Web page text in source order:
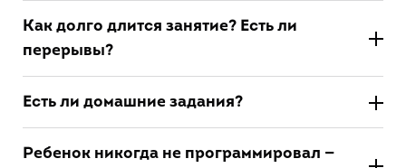
Как долго длится занятие? Есть ли
перерывы?
Есть ли домашние задания?
Ребенок никогда не программировал —